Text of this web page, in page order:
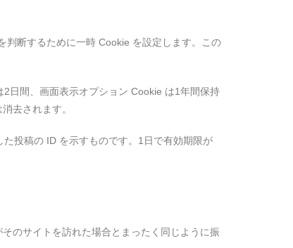
判断するために一時 Cookie を設定します。この
日間、画面表示オプション Cookie は1年間保持
去されます。
投稿の ID を示すものです。1日で有効期限が
のサイトを訪れた場合とまったく同じように振